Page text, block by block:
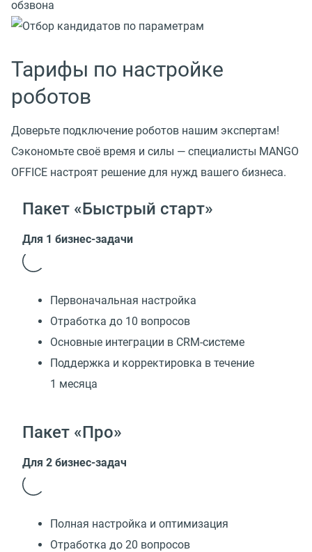
Тарифы по настройке
роботов
Доверьте подключение роботов нашим экспертам!
Сэкономьте своё время и силы — специалисты MANGO
OFFICE настроят решение для нужд вашего бизнеса.
Пакет «Быстрый старт»
Для 1 бизнес-задачи
Первоначальная настройка
Отработка до 10 вопросов
Основные интеграции в CRM-системе
Поддержка и корректировка в течение
1 месяца
Пакет «Про»
Для 2 бизнес-задач
Полная настройка и оптимизация
Отработка до 20 вопросов